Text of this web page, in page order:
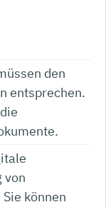
den
entsprechen.
.
von
können